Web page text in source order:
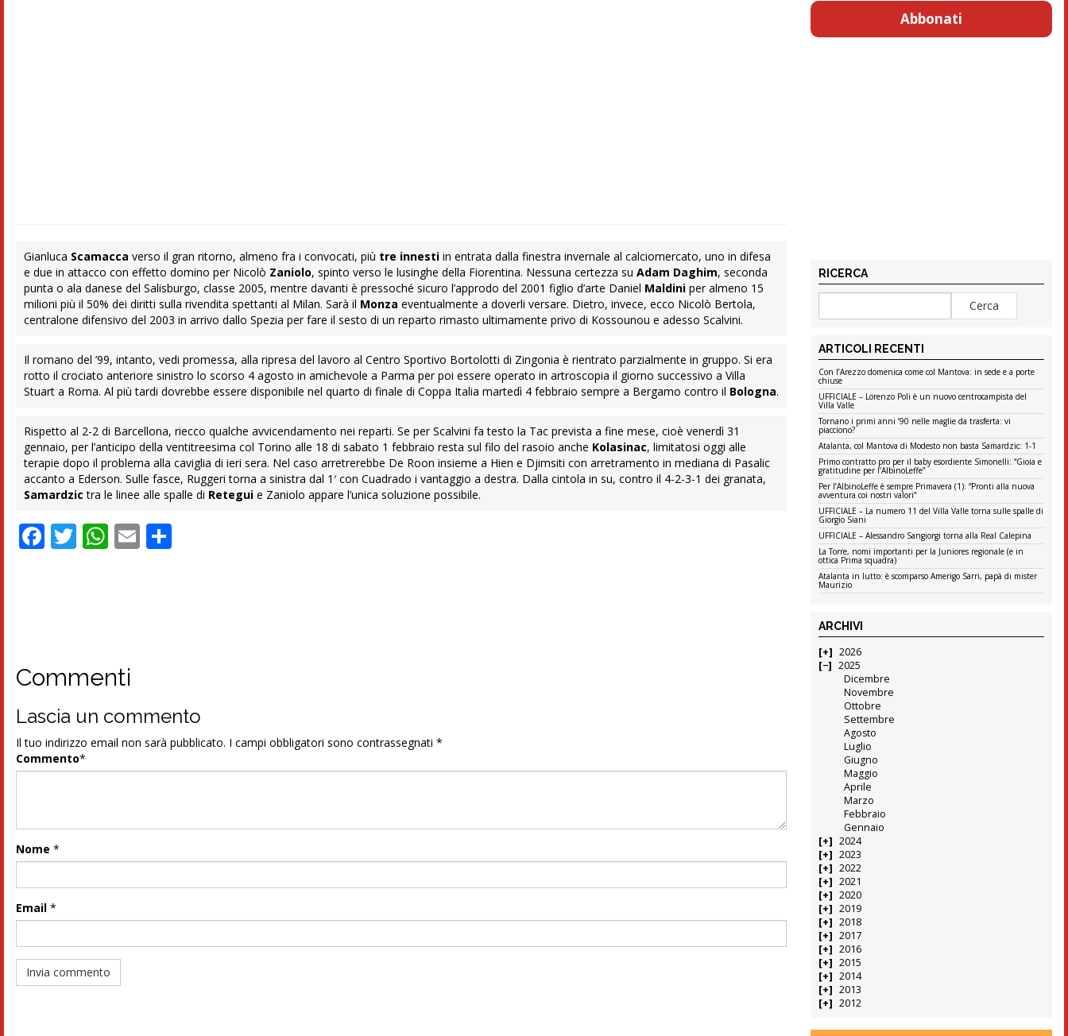
Gianluca Scamacca verso il gran ritorno, almeno fra i convocati, più tre innesti in entrata dalla finestra invernale al calciomercato, uno in difesa
e due in attacco con effetto domino per Nicolò Zaniolo, spinto verso le lusinghe della Fiorentina. Nessuna certezza suAdam Daghim, seconda
punta o ala danese del Salisburgo, classe 2005, mentre davanti è pressoché sicuro l’approdo del 2001 figlio d’arte Daniel Maldini per almeno 15
milioni più il 50% dei diritti sulla rivendita spettanti al Milan. Sarà il Monza eventualmente a doverli versare. Dietro, invece, ecco Nicolò Bertola,
centralone difensivo del 2003 in arrivo dallo Spezia per fare il sesto di un reparto rimasto ultimamente privo di Kossounou e adesso Scalvini.
Il romano del ’99, intanto, vedi promessa, alla ripresa del lavoro al Centro Sportivo Bortolotti di Zingonia è rientrato parzialmente in gruppo. Si era
rotto il crociato anteriore sinistro lo scorso 4 agosto in amichevole a Parma per poi essere operato in artroscopia il giorno successivo a Villa
Stuart a Roma. Al più tardi dovrebbe essere disponibile nel quarto di finale di Coppa Italia martedì 4 febbraio sempre a Bergamo contro il Bologna.
Rispetto al 2-2 di Barcellona, riecco qualche avvicendamento nei reparti. Se per Scalvini fa testo la Tac prevista a fine mese, cioè venerdì 31
gennaio, per l’anticipo della ventitreesima col Torino alle 18 di sabato 1 febbraio resta sul filo del rasoio anche Kolasinac, limitatosi oggi alle
terapie dopo il problema alla caviglia di ieri sera. Nel caso arretrerebbe De Roon insieme a Hien e Djimsiti con arretramento in mediana di Pasalic
accanto a Ederson. Sulle fasce, Ruggeri torna a sinistra dal 1′ con Cuadrado i vantaggio a destra. Dalla cintola in su, contro il 4-2-3-1 dei granata,
Samardzic tra le linee alle spalle di Retegui e Zaniolo appare l’unica soluzione possibile.
Facebook
Twitter
WhatsApp
Email
Commenti
Lascia un commento
Il tuo indirizzo email non sarà pubblicato. I campi obbligatori sono contrassegnati*
Commento*
Nome *
Email *
Abbonati
RICERCA
ARTICOLI RECENTI
Con l’Arezzo domenica come col Mantova: in sede e a porte
chiuse
UFFICIALE – Lorenzo Poli è un nuovo centrocampista del
Villa Valle
Tornano i primi anni ’90 nelle maglie da trasferta: vi
piacciono?
Atalanta, col Mantova di Modesto non basta Samardzic: 1-1
Primo contratto pro per il baby esordiente Simonelli: “Gioia e
gratitudine per l’AlbinoLeffe”
Per l’AlbinoLeffe è sempre Primavera (1): “Pronti alla nuova
avventura coi nostri valori”
UFFICIALE – La numero 11 del Villa Valle torna sulle spalle di
Giorgio Siani
UFFICIALE – Alessandro Sangiorgi torna alla Real Calepina
La Torre, nomi importanti per la Juniores regionale (e in
ottica Prima squadra)
Atalanta in lutto: è scomparso Amerigo Sarri, papà di mister
Maurizio
ARCHIVI
2026
2025
Dicembre
Novembre
Ottobre
Settembre
Agosto
Luglio
Giugno
Maggio
Aprile
Marzo
Febbraio
Gennaio
2024
2023
2022
2021
2020
2019
2018
2017
2016
2015
2014
2013
2012